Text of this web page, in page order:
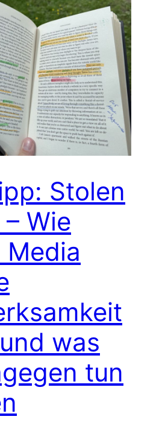
Stolen
Wie
Media
was
tun